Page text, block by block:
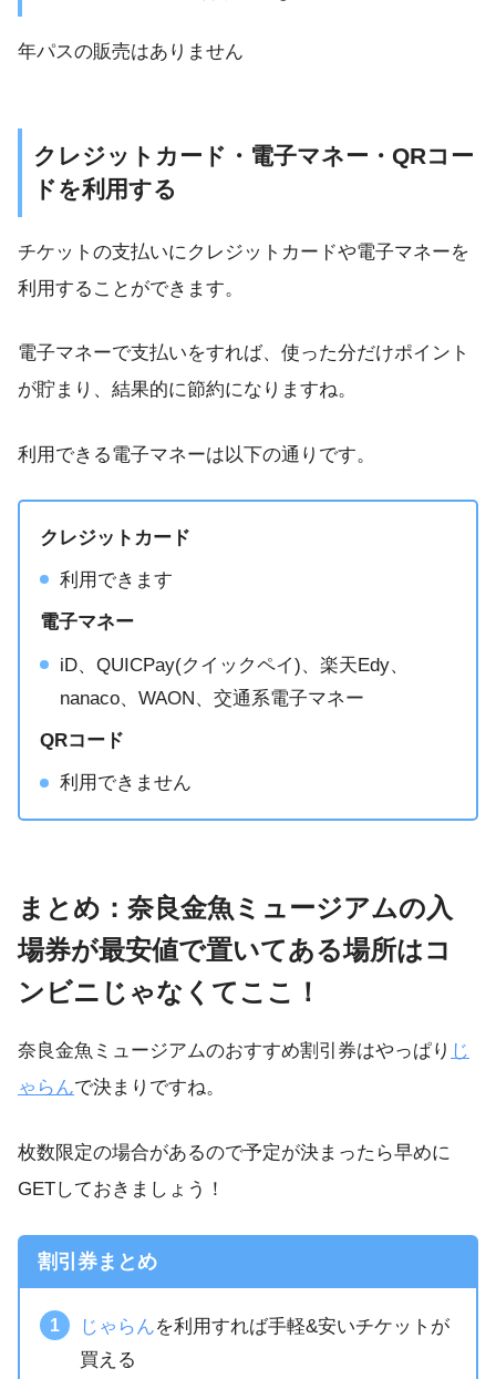
年パスの販売はありません
クレジットカード・電子マネー・QRコー
ドを利用する
チケットの支払いにクレジットカードや電子マネーを
利用することができます。
電子マネーで支払いをすれば、使った分だけポイント
が貯まり、結果的に節約になりますね。
利用できる電子マネーは以下の通りです。
クレジットカード
利用できます
電子マネー
iD、QUICPay(クイックペイ)、楽天Edy、
nanaco、WAON、交通系電子マネー
QRコード
利用できません
まとめ：奈良金魚ミュージアムの入
場券が最安値で置いてある場所はコ
ンビニじゃなくてここ！
奈良金魚ミュージアムのおすすめ割引券はやっぱり じ
ゃらんで決まりですね。
枚数限定の場合があるので予定が決まったら早めに
GETしておきましょう！
割引券まとめ
じゃらんを利用すれば手軽&安いチケットが
買える